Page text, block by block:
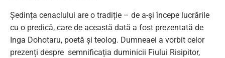
Ședința cenaclului are o tradiție – de a-și începe lucrările
cu o predică, care de această dată a fost prezentată de
Inga Dohotaru, poetă și teolog. Dumneaei a vorbit celor
prezenți despre semnificația duminicii Fiului Risipitor,